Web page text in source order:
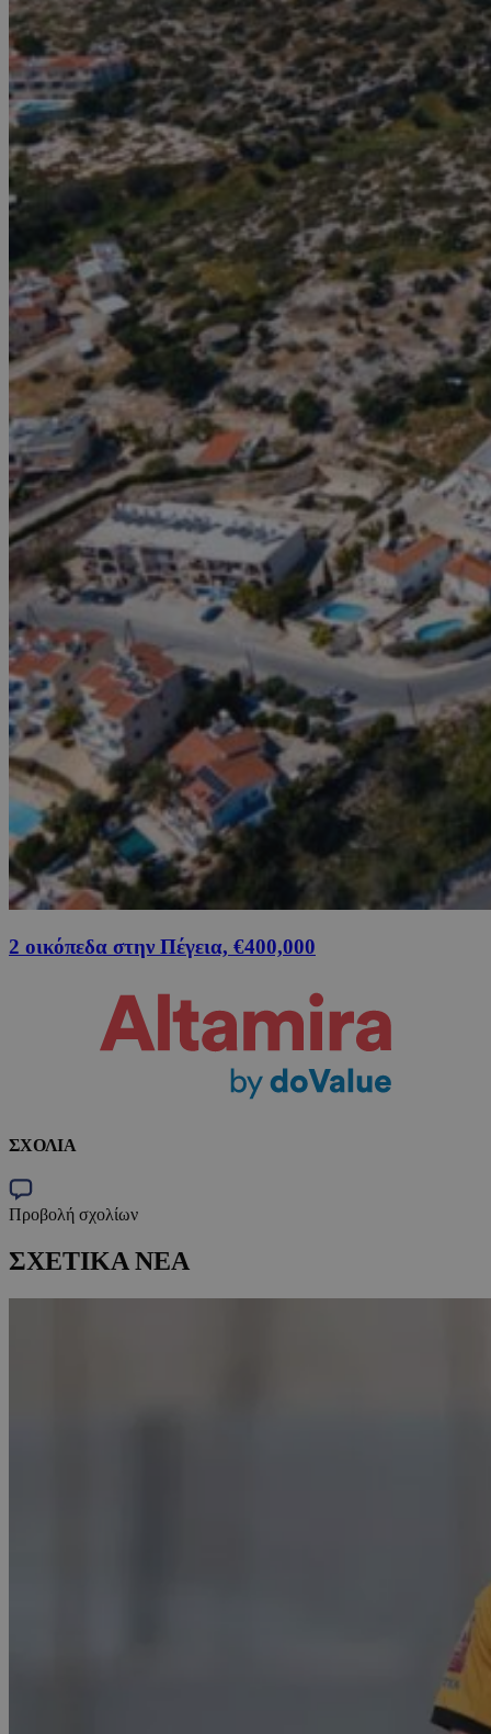
2 οικόπεδα στην Πέγεια, €400,000
ΣΧΟΛΙΑ
Προβολή σχολίων
ΣΧΕΤΙΚΑ ΝΕΑ